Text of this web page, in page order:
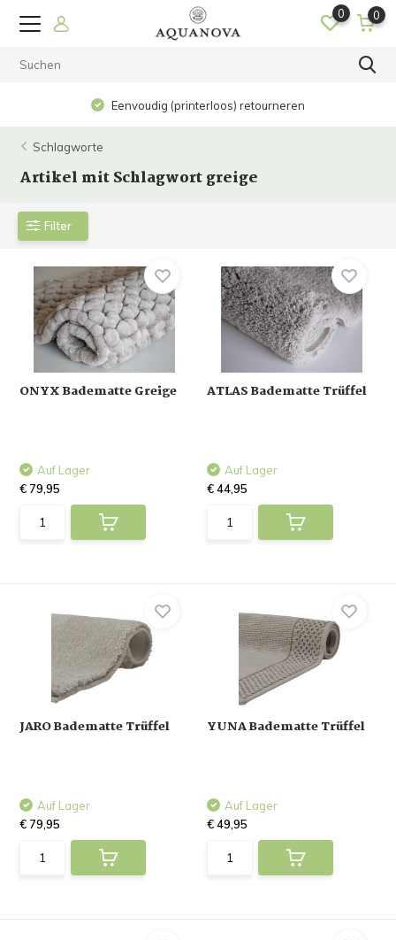
0 0
Eenvoudig (printerloos) retourneren
Schlagworte
Artikel mit Schlagwort greige
Filter
ONYX Badematte Greige
Auf Lager
€ 79,95
ATLAS Badematte Trüffel
Auf Lager
€ 44,95
JARO Badematte Trüffel
Auf Lager
€ 79,95
YUNA Badematte Trüffel
Auf Lager
€ 49,95